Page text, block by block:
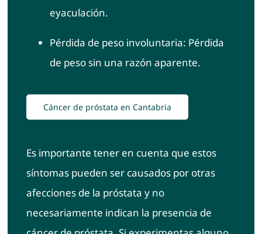
eyaculación.
Pérdida de peso involuntaria: Pérdida
de peso sin una razón aparente.
Cáncer de próstata en Cantabria
Es importante tener en cuenta que estos
síntomas pueden ser causados por otras
afecciones de la próstata y no
necesariamente indican la presencia de